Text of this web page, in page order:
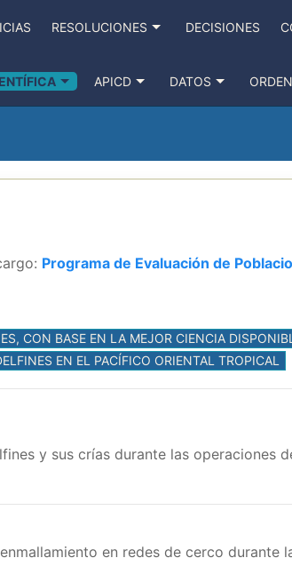
RESOLUCIONES DECISIONES
APICD DATOS
Programa de Evaluación de
CON BASE EN LA MEJOR CIENCIA
EN EL PACÍFICO ORIENTAL TROPICAL
y sus crías durante las operaciones
en redes de cerco durante